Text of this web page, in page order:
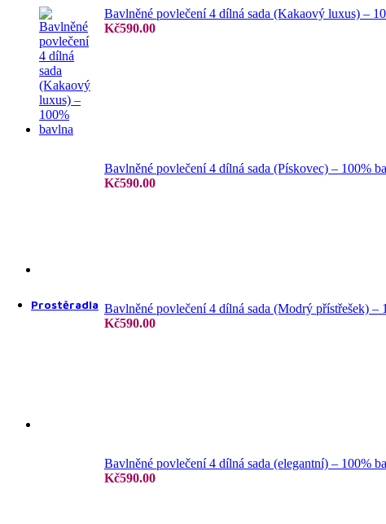
6 dílné povlečení
Prostěradla
Bavlněné povlečení 4 dílná sada (Kakaový luxus) –
Kč590.00
Bavlněné povlečení 4 dílná sada (Pískovec) – 100%
Kč590.00
Bavlněné povlečení 4 dílná sada (Modrý přístřešek) –
Kč590.00
Bavlněné povlečení 4 dílná sada (elegantní) – 100%
Kč590.00